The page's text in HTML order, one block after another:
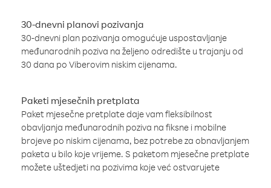
30-dnevni planovi pozivanja
30-dnevni plan pozivanja omogućuje uspostavljanje
međunarodnih poziva na željeno odredište u trajanju od
30 dana po Viberovim niskim cijenama.
Paketi mjesečnih pretplata
Paket mjesečne pretplate daje vam fleksibilnost
obavljanja međunarodnih poziva na fiksne i mobilne
brojeve po niskim cijenama, bez potrebe za obnavljanjem
paketa u bilo koje vrijeme. S paketom mjesečne pretplate
možete uštedjeti na pozivima koje već ostvarujete